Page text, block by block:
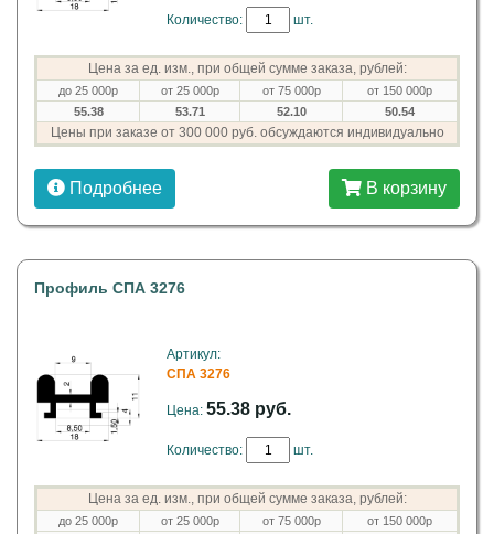
Количество: шт.
Цена за ед. изм., при общей сумме заказа, рублей:
до 25 000р от 25 000р от 75 000р
от 150 000р
55.38
53.71 52.10 50.54
Цены при заказе от 300 000 руб. обсуждаются индивидуально
Подробнее В корзину
Профиль СПА 3276
Артикул:
СПА 3276
Цена: 55.38 руб.
Количество: шт.
Цена за ед. изм., при общей сумме заказа, рублей:
до 25 000р от 25 000р от 75 000р
от 150 000р